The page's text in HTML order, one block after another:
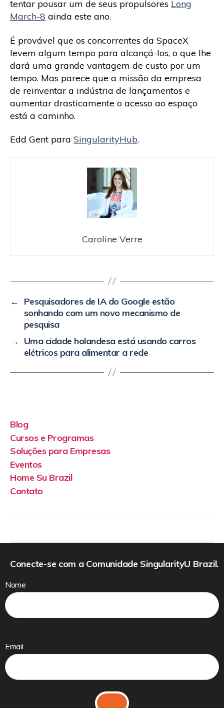
tentar pousar um de seus propulsores Long
March-8 ainda este ano.
É provável que os concorrentes da SpaceX
levem algum tempo para alcançá-los, o que lhe
dará uma grande vantagem de custo por um
tempo. Mas parece que a missão da empresa
de reinventar a indústria de lançamentos e
aumentar drasticamente o acesso ao espaço
está a caminho.
Edd Gent para SingularityHub.
Caroline Verre
←
Pesquisadores de IA do Google estão
sonhando com um novo mecanismo de
pesquisa
→
Uma cidade holandesa está usando carros
elétricos para alimentar a rede
Blog
Cursos e Programas
Soluções para Empresas
Eventos
Home Su Brazil
Contato
Conecte-se com a Comunidade SingularityU Brazil.
Nome
Email